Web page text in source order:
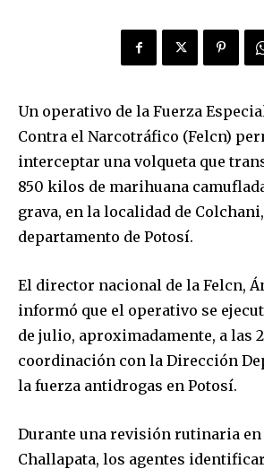
Un operativo de la Fuerza
Contra el Narcotráfico (Felcn)
interceptar una volqueta que
850 kilos de marihuana
grava, en la localidad de
departamento de Potosí.
El director nacional de la Felcn,
informó que el operativo se
de julio, aproximadamente, a las
coordinación con la Dirección
la fuerza antidrogas en Potosí.
Durante una revisión rutinaria
Challapata, los agentes